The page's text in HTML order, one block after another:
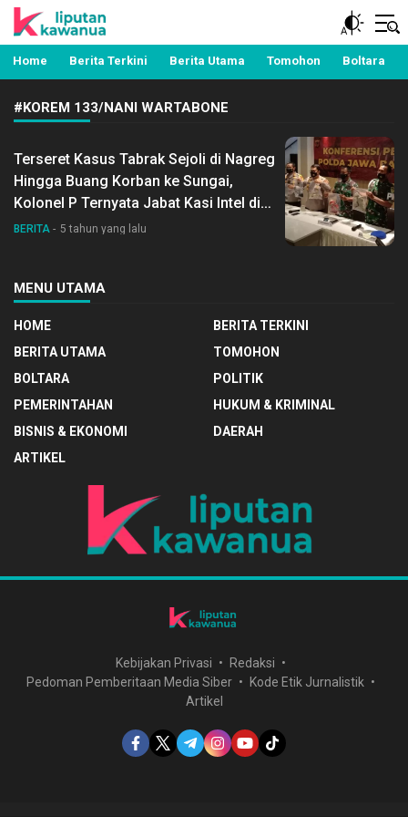
Liputan Kawanua
Berita Manado, Sulawesi Utara, Kawanua, Politik,
Pemerintahan, Hukum Kriminal dan Nasional
Home Berita Terkini Berita Utama Tomohon Boltara
#KOREM 133/NANI WARTABONE
Terseret Kasus Tabrak Sejoli di Nagreg
Hingga Buang Korban ke Sungai,
Kolonel P Ternyata Jabat Kasi Intel di
Korem 133/Nani Wartabone
BERITA 5 tahun yang lalu
MENU UTAMA
HOME
BERITA TERKINI
BERITA UTAMA
TOMOHON
BOLTARA
POLITIK
PEMERINTAHAN
HUKUM & KRIMINAL
BISNIS & EKONOMI
DAERAH
ARTIKEL
Kebijakan Privasi
Redaksi
Pedoman Pemberitaan Media Siber
Kode Etik Jurnalistik
Artikel